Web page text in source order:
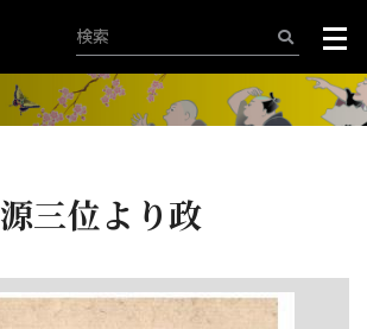
源三位より政